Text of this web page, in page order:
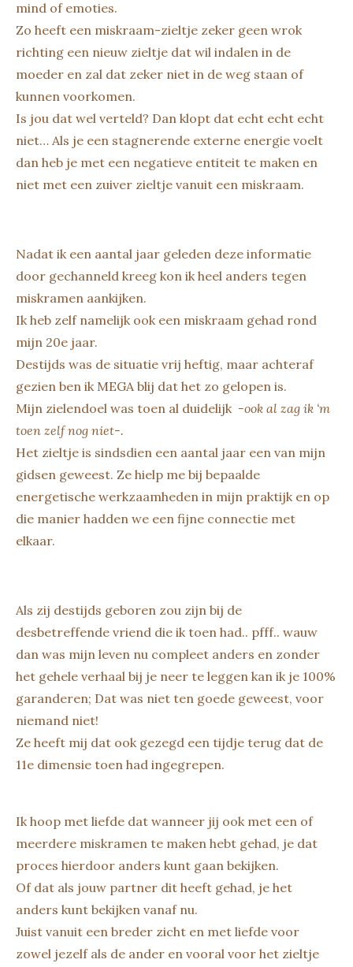
mind of emoties.
Zo heeft een miskraam-zieltje zeker geen wrok
richting een nieuw zieltje dat wil indalen in de
moeder en zal dat zeker niet in de weg staan of
kunnen voorkomen.
Is jou dat wel verteld? Dan klopt dat echt echt echt
niet… Als je een stagnerende externe energie voelt
dan heb je met een negatieve entiteit te maken en
niet met een zuiver zieltje vanuit een miskraam.
Nadat ik een aantal jaar geleden deze informatie
door gechanneld kreeg kon ik heel anders tegen
miskramen aankijken.
Ik heb zelf namelijk ook een miskraam gehad rond
mijn 20e jaar.
Destijds was de situatie vrij heftig, maar achteraf
gezien ben ik MEGA blij dat het zo gelopen is.
Mijn zielendoel was toen al duidelijk -ook al zag ik ‘m
toen zelf nog niet-.
Het zieltje is sindsdien een aantal jaar een van mijn
gidsen geweest. Ze hielp me bij bepaalde
energetische werkzaamheden in mijn praktijk en op
die manier hadden we een fijne connectie met
elkaar.
Als zij destijds geboren zou zijn bij de
desbetreffende vriend die ik toen had.. pfff.. wauw
dan was mijn leven nu compleet anders en zonder
het gehele verhaal bij je neer te leggen kan ik je 100%
garanderen; Dat was niet ten goede geweest, voor
niemand niet!
Ze heeft mij dat ook gezegd een tijdje terug dat de
11e dimensie toen had ingegrepen.
Ik hoop met liefde dat wanneer jij ook met een of
meerdere miskramen te maken hebt gehad, je dat
proces hierdoor anders kunt gaan bekijken.
Of dat als jouw partner dit heeft gehad, je het
anders kunt bekijken vanaf nu.
Juist vanuit een breder zicht en met liefde voor
zowel jezelf als de ander en vooral voor het zieltje